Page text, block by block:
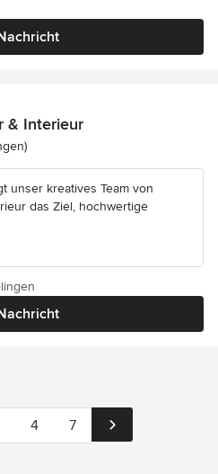
& Interieur
5 von 5 Sternen
unser kreatives Team von
das Ziel, hochwertige
4 7